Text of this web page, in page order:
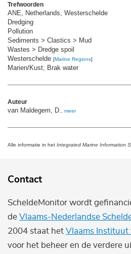
Trefwoorden
ANE, Netherlands, Westerschelde
Dredging
Pollution
Sediments > Clastics > Mud
Wastes > Dredge spoil
Westerschelde [Marine Regions]
Marien/Kust; Brak water
Auteur
van Maldegem, D. meer
Alle informatie in het Integrated Marine Information
Contact
ScheldeMonitor wordt
de Vlaams-Nederlandse
2004 staat het Vlaams Instituut
voor het beheer en de verdere